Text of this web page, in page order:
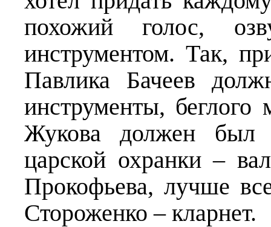
похожий голос,
инструментом. Так,
Павлика Бачеев
инструменты, беглого
Жукова должен был
царской охранки –
Прокофьева, лучше
Стороженко – кларнет.